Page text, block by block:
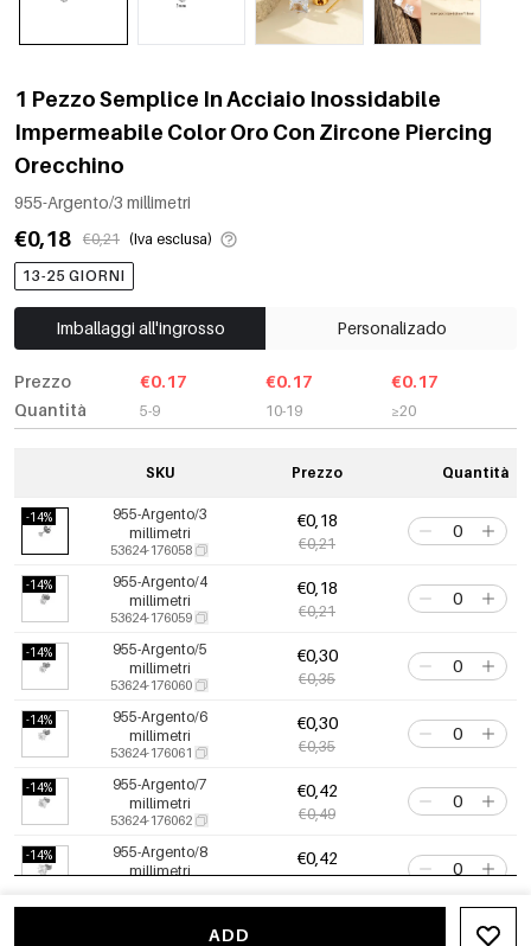
1 Pezzo Semplice In Acciaio Inossidabile
Impermeabile Color Oro Con Zircone Piercing
Orecchino
955-Argento/3 millimetri
€0,18 €0,21 (Iva esclusa)
13-25 GIORNI
Imballaggi all'ingrosso Personalizado
Prezzo
Quantità
€0.17
5-9
€0.17
10-19
€0.17
≥20
SKU Prezzo Quantità
-14%
955-Argento/3
millimetri
53624-176058
€0,18
€0,21
-14%
955-Argento/4
millimetri
53624-176059
€0,18
€0,21
-14%
955-Argento/5
millimetri
53624-176060
€0,30
€0,35
-14%
955-Argento/6
millimetri
53624-176061
€0,30
€0,35
-14%
955-Argento/7
millimetri
53624-176062
€0,42
€0,49
-14%
955-Argento/8
millimetri
€0,42
€0,49
955-Oro/3 millimetriADD